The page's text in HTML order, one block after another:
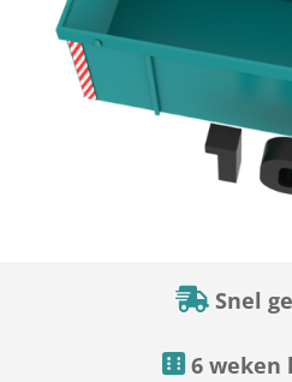
Snel
6 weken